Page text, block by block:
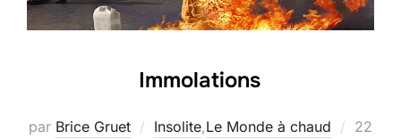
Immolations
par Brice Gruet Insolite,Le Monde à chaud
Publié
22